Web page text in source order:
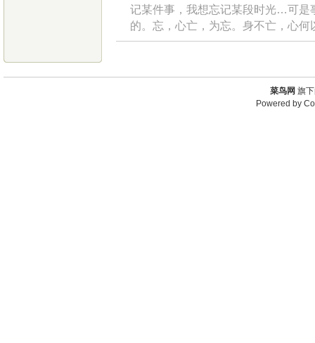
记某件事，我想忘记某段时光…可是
的。忘，心亡，为忘。身不亡，心
菜鸟网 旗
Powered by